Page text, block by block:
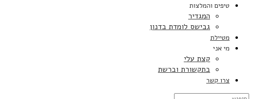
טיפים והמלצות
המגדיר
גבישס לומדת בדנון
מטיילת
מי אני
קצת עלי
בתקשורת וברשת
צרו קשר